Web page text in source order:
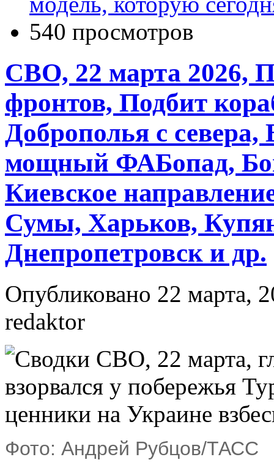
540 просмотров
СВО, 22 марта 2026,
фронтов, Подбит
Доброполья с
мощный ФАБопад,
Киевское
Сумы, Харьков,
Днепропетровск и др.
Опубликовано 22 марта,
redaktor
Фото: Андрей Рубцов/ТАСС